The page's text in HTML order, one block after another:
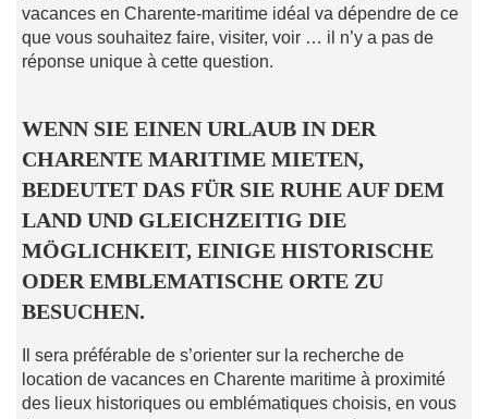
vacances en Charente-maritime idéal va dépendre de ce
que vous souhaitez faire, visiter, voir … il n’y a pas de
réponse unique à cette question.
WENN SIE EINEN URLAUB IN DER
CHARENTE MARITIME MIETEN,
BEDEUTET DAS FÜR SIE RUHE AUF DEM
LAND UND GLEICHZEITIG DIE
MÖGLICHKEIT, EINIGE HISTORISCHE
ODER EMBLEMATISCHE ORTE ZU
BESUCHEN.
Il sera préférable de s’orienter sur la recherche de
location de vacances en Charente maritime à proximité
des lieux historiques ou emblématiques choisis, en vous